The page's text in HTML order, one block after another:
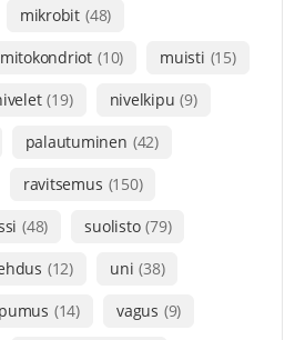
mikrobit (48)
mitokondriot (10) muisti (15)
(19) nivelkipu (9)
palautuminen (42)
ravitsemus (150)
(48) suolisto (79)
(12) uni (38)
(14) vagus (9)